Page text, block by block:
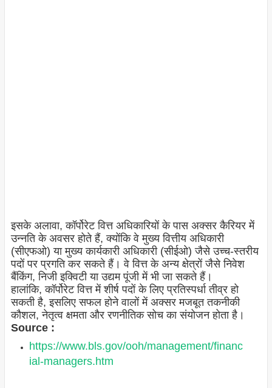
इसके अलावा, कॉर्पोरेट वित्त अधिकारियों के पास अक्सर कैरियर में
उन्नति के अवसर होते हैं, क्योंकि वे मुख्य वित्तीय अधिकारी
(सीएफओ) या मुख्य कार्यकारी अधिकारी (सीईओ) जैसे उच्च-स्तरीय
पदों पर प्रगति कर सकते हैं। वे वित्त के अन्य क्षेत्रों जैसे निवेश
बैंकिंग, निजी इक्विटी या उद्यम पूंजी में भी जा सकते हैं।
हालांकि, कॉर्पोरेट वित्त में शीर्ष पदों के लिए प्रतिस्पर्धा तीव्र हो
सकती है, इसलिए सफल होने वालों में अक्सर मजबूत तकनीकी
कौशल, नेतृत्व क्षमता और रणनीतिक सोच का संयोजन होता है।
Source :
https://www.bls.gov/ooh/management/financ
ial-managers.htm